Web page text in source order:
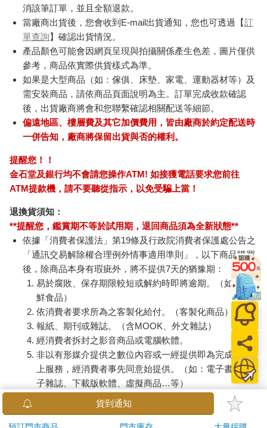
消該筆訂單，並且全額退款。
當廠商出貨後，您會收到E-mail出貨通知，您也可透過【訂
單查詢】確認出貨情況。
產品顏色可能會因網頁呈現與拍攝關係產生色差，圖片僅供
參考，商品依實際供貨樣式為準。
如果是大型商品（如：傢俱、床墊、家電、運動器材等）及
需安裝商品，請依商品頁面說明為主。訂單完成收款確認
後，出貨廠商將會和您聯繫確認相關配送等細節。
偏遠地區、樓層費及其它加價費用，皆由廠商於約定配送時
一併告知，廠商將保留出貨與否的權利。
提醒您！！
金石堂及銀行均不會請您操作ATM! 如接獲電話要求您前往
ATM提款機，請不要聽從指示，以免受騙上當！
退換貨須知：
**提醒您，鑑賞期不等於試用期，退回商品須為全新狀態**
依據「消費者保護法」第19條及行政院消費者保護處公告之
「通訊交易解除權合理例外情事適用準則」，以下商品購買
後，除商品本身有瑕疵外，將不提供7天的猶豫期：
易於腐敗、保存期限較短或解約時即將逾期。（如：生
鮮食品）
依消費者要求所為之客製化給付。（客製化商品）
報紙、期刊或雜誌。（含MOOK、外文雜誌）
經消費者拆封之影音商品或電腦軟體。
非以有形媒介提供之數位內容或一經提供即為完成之線
上服務，經消費者事先同意始提供。（如：電子書、電
子雜誌、下載版軟體、虛擬商品…等）
已拆封之個人衛生用品。（如：內衣褲、刮鬍刀、除毛
貨到通知